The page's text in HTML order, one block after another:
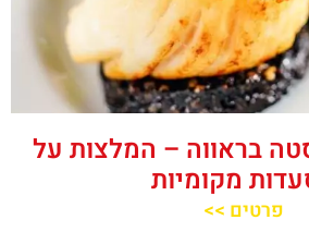
בראווה – המלצות על
מקומיות
פרטים >>